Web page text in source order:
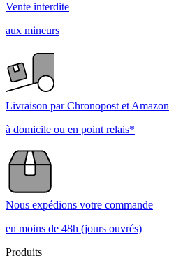
Vente interdite
aux mineurs
Livraison par Chronopost et Amazon
à domicile ou en point relais*
Nous expédions votre commande
en moins de 48h (jours ouvrés)
Produits